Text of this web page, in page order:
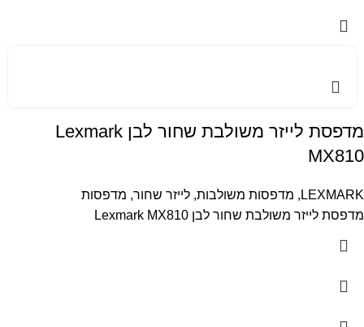
מדפסת לייזר משולבת שחור לבן Lexmark
MX810
LEXMARK
, מדפסות משולבות, לייזר שחור, מדפסות
מדפסת לייזר משולבת שחור לבן Lexmark MX810